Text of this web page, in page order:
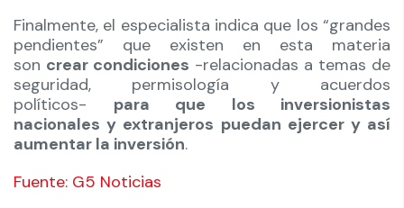
Finalmente, el especialista indica que los “grandes
pendientes” que existen en esta materia
son crear condiciones -relacionadas a temas de
seguridad, permisología y acuerdos
políticos- para que los inversionistas
nacionales y extranjeros puedan ejercer y así
aumentar la inversión.
Fuente: G5 Noticias